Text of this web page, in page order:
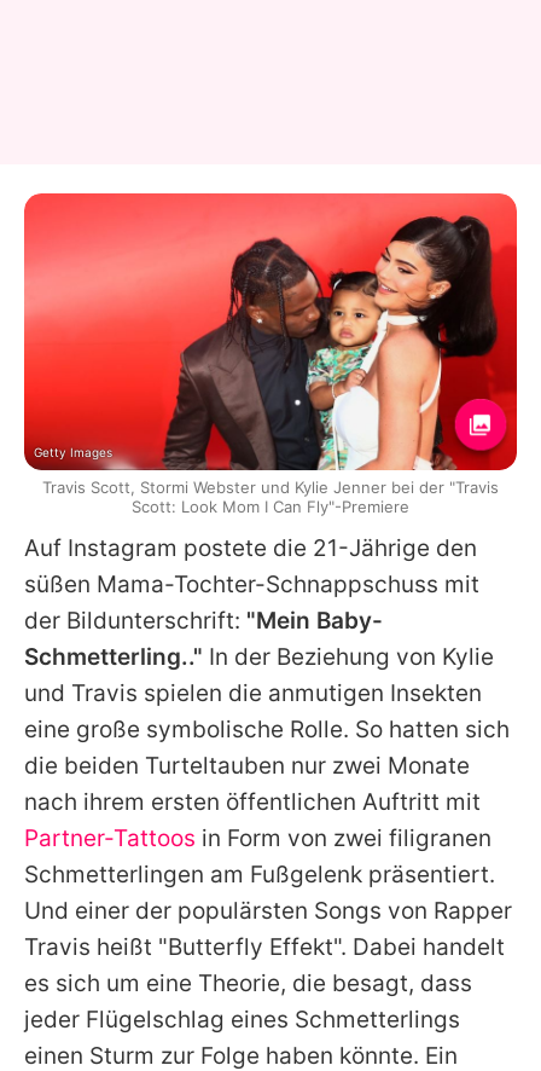
Auf Instagram postete die 21-Jährige den
süßen Mama-Tochter-Schnappschuss mit
der Bildunterschrift: "Mein Baby-
Schmetterling.." In der Beziehung von Kylie
und Travis spielen die anmutigen Insekten
eine große symbolische Rolle. So hatten sich
die beiden Turteltauben nur zwei Monate
nach ihrem ersten öffentlichen Auftritt mit
Partner-Tattoos in Form von zwei filigranen
Schmetterlingen am Fußgelenk präsentiert.
Und einer der populärsten Songs von Rapper
Travis heißt "Butterfly Effekt". Dabei handelt
es sich um eine Theorie, die besagt, dass
jeder Flügelschlag eines Schmetterlings
einen Sturm zur Folge haben könnte. Ein
Getty Images
Travis Scott, Stormi Webster und Kylie Jenner bei der "Travis
Scott: Look Mom I Can Fly"-Premiere